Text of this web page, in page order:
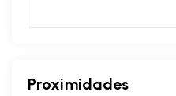
Proximidades